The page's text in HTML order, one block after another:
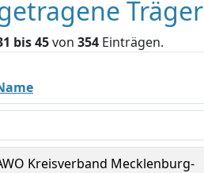
Träger
bis 45von 354 Einträgen.
Kreisverband Mecklenburg-